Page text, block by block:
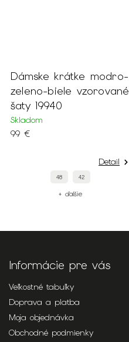
Dámske krátke modro-
zeleno-biele vzorované
šaty 19940
Skladom
99 €
Detail
48 42
+ ďalšie
Informácie pre vás
Veľkostné tabuľky
Doprava a platba
Moja objednávka
Obchodné podmienky